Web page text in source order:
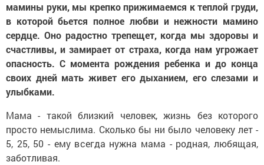
мамины руки, мы крепко прижимаемся к теплой груди,
в которой бьется полное любви и нежности мамино
сердце. Оно радостно трепещет, когда мы здоровы и
счастливы, и замирает от страха, когда нам угрожает
опасность. С момента рождения ребенка и до конца
своих дней мать живет его дыханием, его слезами и
улыбками.
Мама - такой близкий человек, жизнь без которого
просто немыслима. Сколько бы ни было человеку лет -
5, 25, 50 - ему всегда нужна мама - родная, любящая,
заботливая.